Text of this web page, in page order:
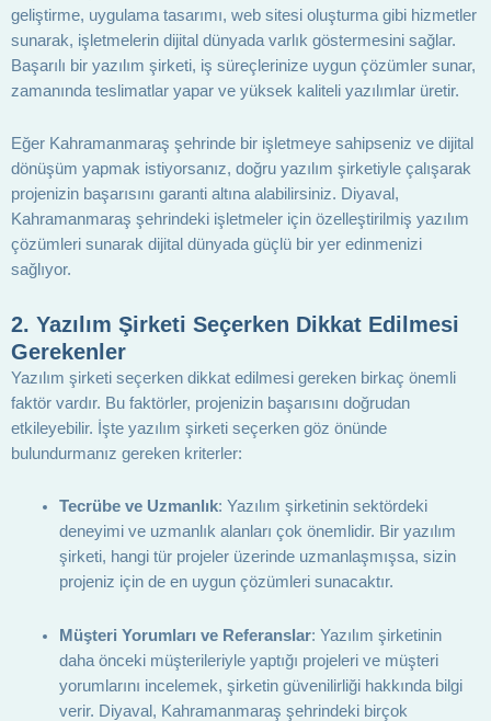
geliştirme, uygulama tasarımı, web sitesi oluşturma gibi hizmetler
sunarak, işletmelerin dijital dünyada varlık göstermesini sağlar.
Başarılı bir yazılım şirketi, iş süreçlerinize uygun çözümler sunar,
zamanında teslimatlar yapar ve yüksek kaliteli yazılımlar üretir.
Eğer Kahramanmaraş şehrinde bir işletmeye sahipseniz ve dijital
dönüşüm yapmak istiyorsanız, doğru yazılım şirketiyle çalışarak
projenizin başarısını garanti altına alabilirsiniz. Diyaval,
Kahramanmaraş şehrindeki işletmeler için özelleştirilmiş yazılım
çözümleri sunarak dijital dünyada güçlü bir yer edinmenizi
sağlıyor.
2. Yazılım Şirketi Seçerken Dikkat Edilmesi
Gerekenler
Yazılım şirketi seçerken dikkat edilmesi gereken birkaç önemli
faktör vardır. Bu faktörler, projenizin başarısını doğrudan
etkileyebilir. İşte yazılım şirketi seçerken göz önünde
bulundurmanız gereken kriterler:
Tecrübe ve Uzmanlık: Yazılım şirketinin sektördeki
deneyimi ve uzmanlık alanları çok önemlidir. Bir yazılım
şirketi, hangi tür projeler üzerinde uzmanlaşmışsa, sizin
projeniz için de en uygun çözümleri sunacaktır.
Müşteri Yorumları ve Referanslar: Yazılım şirketinin
daha önceki müşterileriyle yaptığı projeleri ve müşteri
yorumlarını incelemek, şirketin güvenilirliği hakkında bilgi
verir. Diyaval, Kahramanmaraş şehrindeki birçok